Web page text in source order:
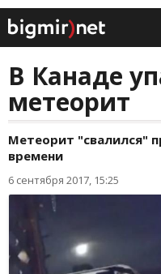
В Канаде
метеорит
Метеорит "свалился"
времени
6 сентября 2017, 15:25